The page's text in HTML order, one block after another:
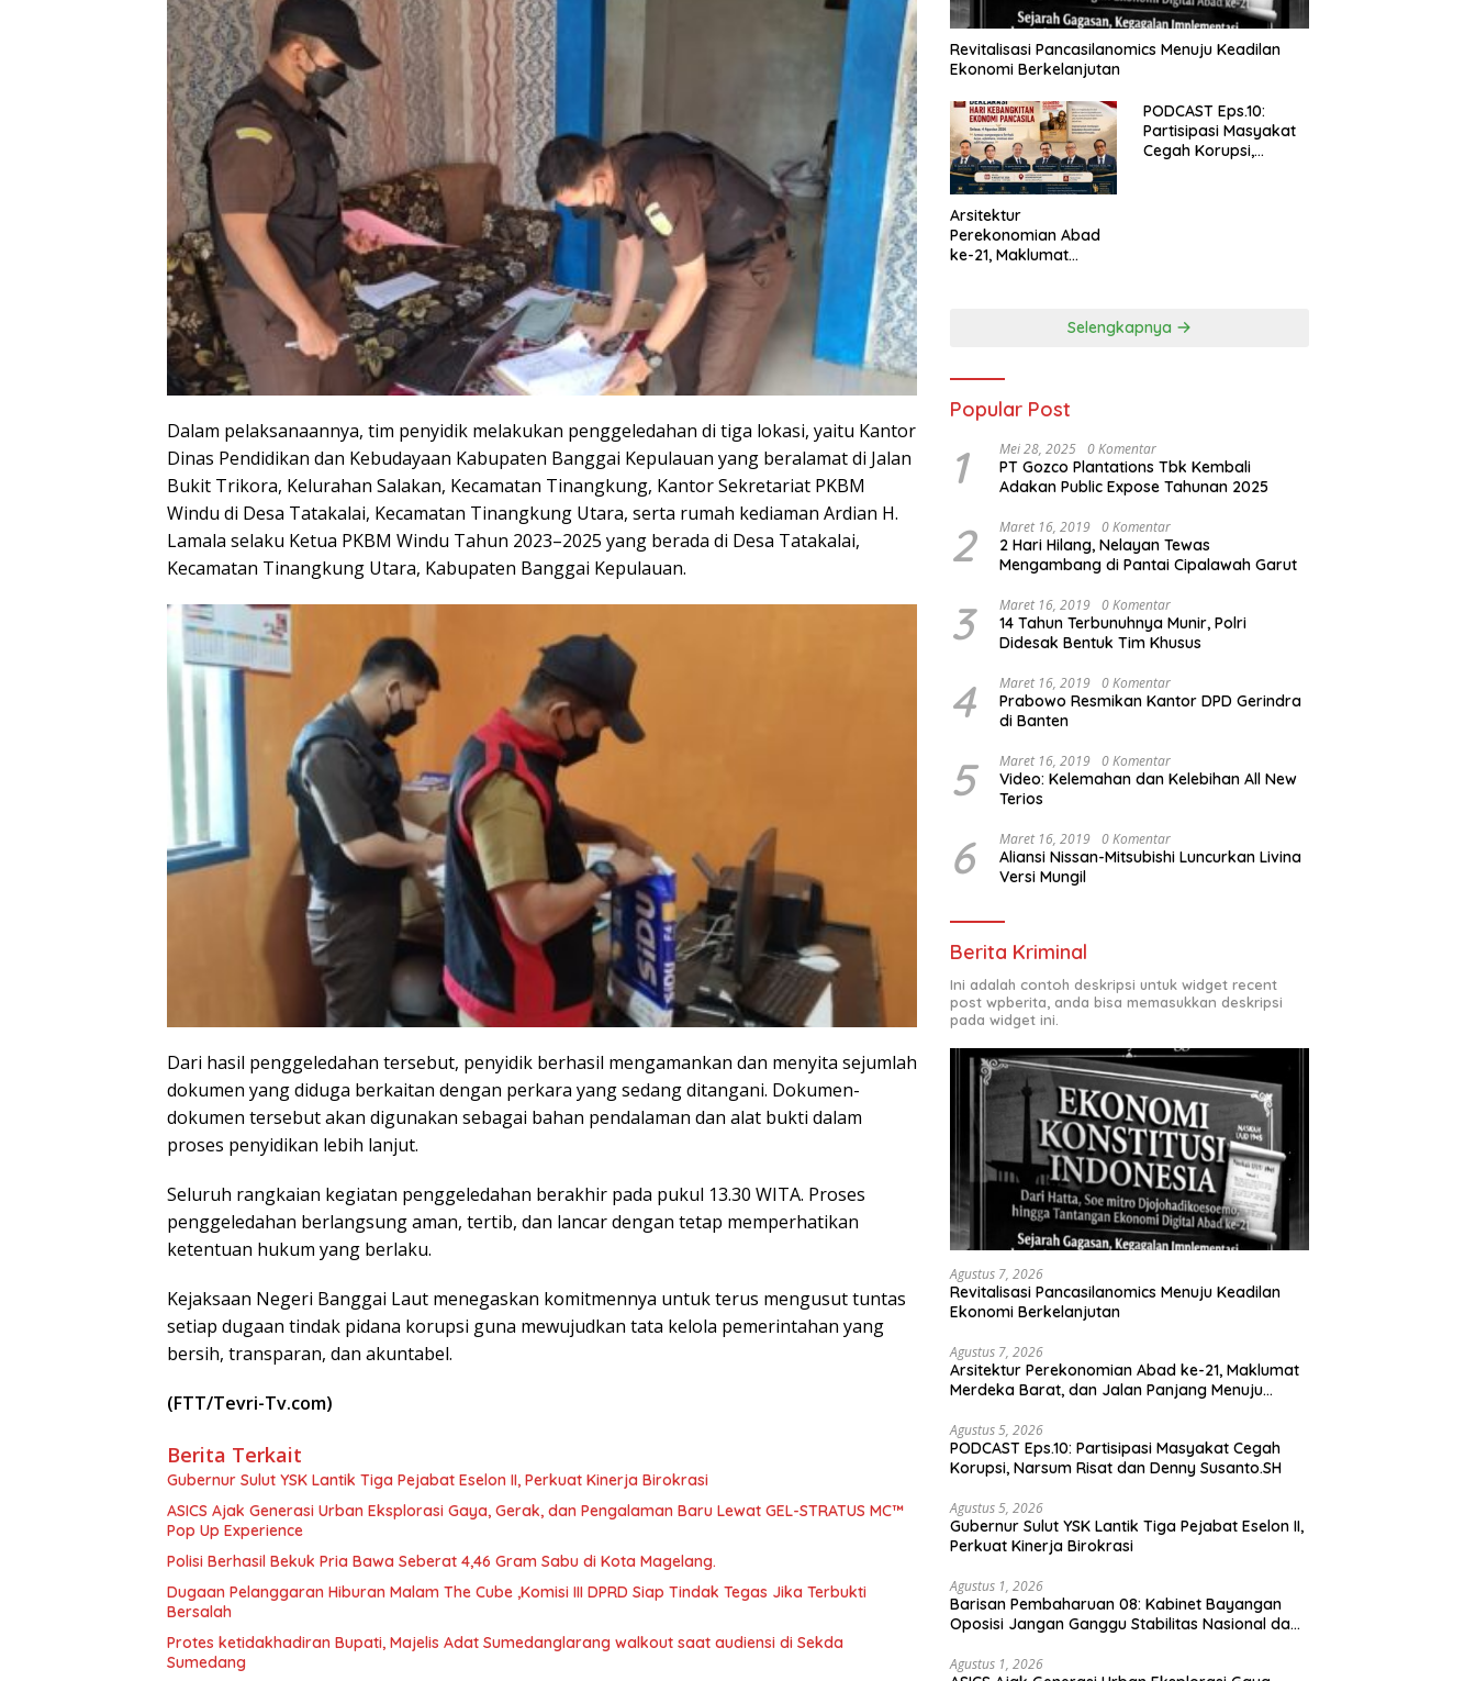
Dalam pelaksanaannya, tim penyidik melakukan penggeledahan di tiga lokasi, yaitu Kantor
Dinas Pendidikan dan Kebudayaan Kabupaten Banggai Kepulauan yang beralamat di Jalan
Bukit Trikora, Kelurahan Salakan, Kecamatan Tinangkung, Kantor Sekretariat PKBM
Windu di Desa Tatakalai, Kecamatan Tinangkung Utara, serta rumah kediaman Ardian H.
Lamala selaku Ketua PKBM Windu Tahun 2023–2025 yang berada di Desa Tatakalai,
Kecamatan Tinangkung Utara, Kabupaten Banggai Kepulauan.
Dari hasil penggeledahan tersebut, penyidik berhasil mengamankan dan menyita sejumlah
dokumen yang diduga berkaitan dengan perkara yang sedang ditangani. Dokumen-
dokumen tersebut akan digunakan sebagai bahan pendalaman dan alat bukti dalam
proses penyidikan lebih lanjut.
Seluruh rangkaian kegiatan penggeledahan berakhir pada pukul 13.30 WITA. Proses
penggeledahan berlangsung aman, tertib, dan lancar dengan tetap memperhatikan
ketentuan hukum yang berlaku.
Kejaksaan Negeri Banggai Laut menegaskan komitmennya untuk terus mengusut tuntas
setiap dugaan tindak pidana korupsi guna mewujudkan tata kelola pemerintahan yang
bersih, transparan, dan akuntabel.
(FTT/Tevri-Tv.com)
Berita Terkait
Gubernur Sulut YSK Lantik Tiga Pejabat Eselon II, Perkuat Kinerja Birokrasi
ASICS Ajak Generasi Urban Eksplorasi Gaya, Gerak, dan Pengalaman Baru Lewat GEL-STRATUS MC™
Pop Up Experience
Polisi Berhasil Bekuk Pria Bawa Seberat 4,46 Gram Sabu di Kota Magelang.
Dugaan Pelanggaran Hiburan Malam The Cube ,Komisi III DPRD Siap Tindak Tegas Jika Terbukti
Bersalah
Protes ketidakhadiran Bupati, Majelis Adat Sumedanglarang walkout saat audiensi di Sekda
Sumedang
Revitalisasi Pancasilanomics Menuju Keadilan
Ekonomi Berkelanjutan
Arsitektur
Perekonomian Abad
ke-21, Maklumat
PODCAST Eps.10:
Partisipasi Masyakat
Cegah Korupsi,
Selengkapnya
Popular Post
1 Mei 28, 2025 0 Komentar
PT Gozco Plantations Tbk Kembali
Adakan Public Expose Tahunan 2025
2 Maret 16, 2019 0 Komentar
2 Hari Hilang, Nelayan Tewas
Mengambang di Pantai Cipalawah Garut
3 Maret 16, 2019 0 Komentar
14 Tahun Terbunuhnya Munir, Polri
Didesak Bentuk Tim Khusus
4 Maret 16, 2019 0 Komentar
Prabowo Resmikan Kantor DPD Gerindra
di Banten
5 Maret 16, 2019 0 Komentar
Video: Kelemahan dan Kelebihan All New
Terios
6 Maret 16, 2019 0 Komentar
Aliansi Nissan-Mitsubishi Luncurkan Livina
Versi Mungil
Berita Kriminal
Ini adalah contoh deskripsi untuk widget recent
post wpberita, anda bisa memasukkan deskripsi
pada widget ini.
Agustus 7, 2026
Revitalisasi Pancasilanomics Menuju Keadilan
Ekonomi Berkelanjutan
Agustus 7, 2026
Arsitektur Perekonomian Abad ke-21, Maklumat
Merdeka Barat, dan Jalan Panjang Menuju
Agustus 5, 2026
PODCAST Eps.10: Partisipasi Masyakat Cegah
Korupsi, Narsum Risat dan Denny Susanto.SH
Agustus 5, 2026
Gubernur Sulut YSK Lantik Tiga Pejabat Eselon II,
Perkuat Kinerja Birokrasi
Agustus 1, 2026
Barisan Pembaharuan 08: Kabinet Bayangan
Oposisi Jangan Ganggu Stabilitas Nasional dan
Agustus 1, 2026